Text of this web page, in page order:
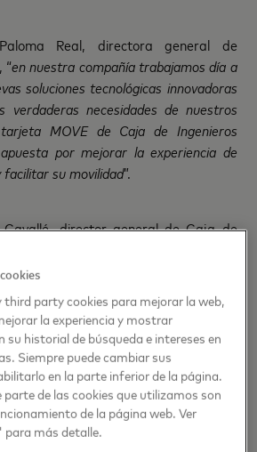
Real, directora general de
“en nuestra compañía trabajamos día a
soluciones tecnológicas innovadoras
verdaderas necesidades de nuestros
MOVE de Caja de Ingenieros
por mejorar la experiencia de
facilitar su movilidad”.
director general de Caja de
con los jóvenes, nos ha llevado a
que se adecua a sus necesidades y
por la sostenibilidad. Mastercard es
compromiso con la mejora constante
pago de los usuarios y por su apuesta
sostenibles.” Cavallé añade que
nos concierne a todos y desde Caja
trabajando para aplicar esta
los medios de pago que ofrecemos a
party cookies para mejorar la web,
la experiencia y mostrar
su historial de búsqueda e intereses en
Siempre puede cambiar sus
en la parte inferior de la página.
parte de las cookies que utilizamos son
de la página web. Ver
más detalle.